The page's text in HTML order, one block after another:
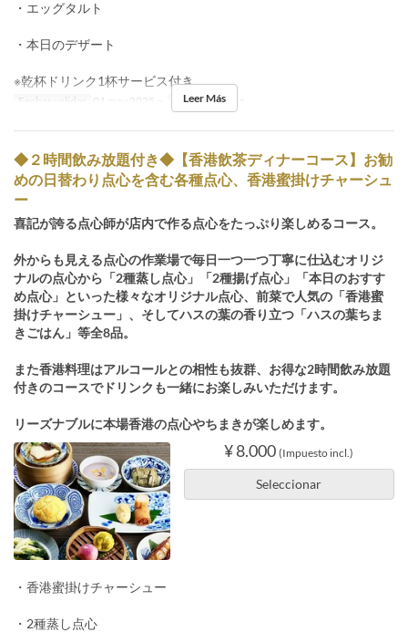
・エッグタルト
・本日のデザート
※乾杯ドリンク1杯サービス付き
Fechas validas 01 may 2025 ~ Comidas Cena
Leer Más
◆２時間飲み放題付き◆【香港飲茶ディナーコース】お勧
めの日替わり点心を含む各種点心、香港蜜掛けチャーシュ
ー
喜記が誇る点心師が店内で作る点心をたっぷり楽しめるコース。
外からも見える点心の作業場で毎日一つ一つ丁寧に仕込むオリジ
ナルの点心から「2種蒸し点心」「2種揚げ点心」「本日のおすす
め点心」といった様々なオリジナル点心、前菜で人気の「香港蜜
掛けチャーシュー」、そしてハスの葉の香り立つ「ハスの葉ちま
きごはん」等全8品。
また香港料理はアルコールとの相性も抜群、お得な2時間飲み放題
付きのコースでドリンクも一緒にお楽しみいただけます。
リーズナブルに本場香港の点心やちまきが楽しめます。
¥ 8.000 (Impuesto incl.)
Seleccionar
・香港蜜掛けチャーシュー
・2種蒸し点心